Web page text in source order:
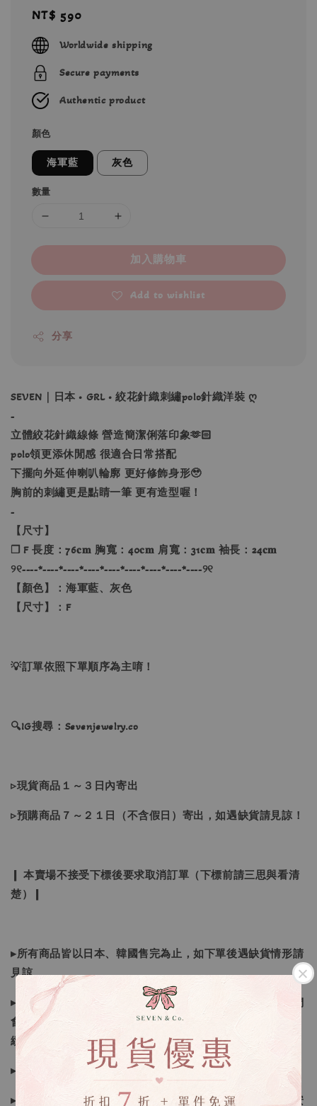
Regular
price
NT$ 590
Worldwide shipping
Secure payments
Authentic product
顏色
海軍藍 灰色
數量
加入購物車
Add to wishlist
分享
SEVEN｜日本 • GRL • 絞花針織刺繡polo針織洋裝 ღ
-
立體絞花針織線條 營造簡潔俐落印象🫶🏻
polo領更添休閒感 很適合日常搭配
下擺向外延伸喇叭輪廓 更好修飾身形🥹
胸前的刺繡更是點睛一筆 更有造型喔！
-
【尺寸】
❐ F 長度：76𝐜𝐦 胸寬：40𝐜𝐦 肩寬：31𝐜𝐦 袖長：24𝐜𝐦
୨୧----*----*----*----*----*----*----*----*----୨୧
【顏色】：海軍藍、灰色
【尺寸】：F
💡訂單依照下單順序為主唷！
🔍IG搜尋：Sevenjewelry.co
▹現貨商品１～３日內寄出
▹預購商品７～２１日（不含假日）寄出，如遇缺貨請見諒！
❙ 本賣場不接受下標後要求取消訂單（下標前請三思與看清
楚）❙
▸所有商品皆以日本、韓國售完為止，如下單後遇缺貨情形請
見諒
▸因日本商品貨況和價格是浮動的，若遇到缺貨或者調價我們
會視情況等待下單，若您想要知道即時貨況還請主動聯繫後
續喔
▸如遇缺斷貨情形會再另行告知，請注意訊息及信箱收件
▸商品皆由日本、韓國門市、官網購入，皆為正品，您可以安